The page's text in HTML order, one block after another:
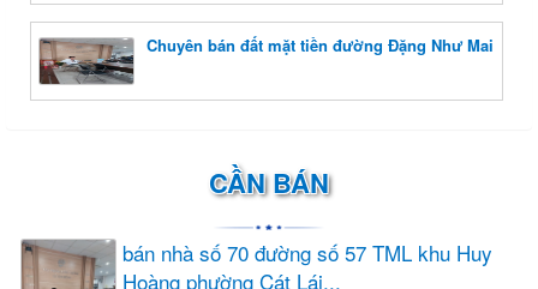
Chuyên bán đất mặt tiền đường Đặng Như Mai
CẦN BÁN
bán nhà số 70 đường số 57 TML khu Huy
Hoàng phường Cát Lái...